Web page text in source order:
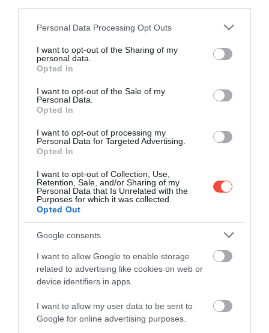
Please note that this website/app uses one or more Google
not limited to your visit or usage behaviour. You may click to
grant or deny consent to Google and its third-party tags to
use your data for below specified purposes in below Google
consent section.
Personal Data Processing Opt Outs
I want to opt-out of the Sharing of my
personal data.
Opted In
I want to opt-out of the Sale of my
Personal Data.
Opted In
I want to opt-out of processing my
Personal Data for Targeted Advertising.
Opted In
I want to opt-out of Collection, Use,
Retention, Sale, and/or Sharing of my
Personal Data that Is Unrelated with the
Purposes for which it was collected.
Opted Out
Google consents
I want to allow Google to enable storage
related to advertising like cookies on web or
device identifiers in apps.
I want to allow my user data to be sent to
Google for online advertising purposes.